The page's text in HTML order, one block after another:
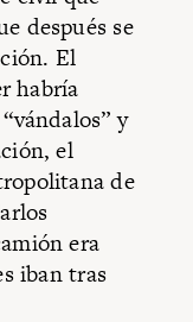
después se
El
habría
y
el
de
era
iban tras